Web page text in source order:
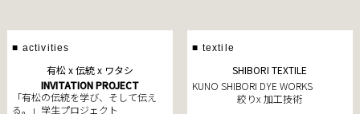
■ activities
有松 x 伝統 x ワタシ
INVITATION PROJECT
「有松の伝統を学び、そして伝え
る。」学生プロジェクト
■ textile
SHIBORI TEXTILE
KUNO SHIBORI DYE WORKS
絞りx 加工技術